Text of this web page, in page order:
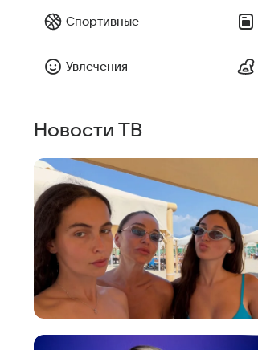
Спортивные
Увлечения
Новости ТВ